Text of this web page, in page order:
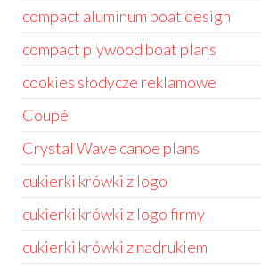
compact aluminum boat design
compact plywood boat plans
cookies słodycze reklamowe
Coupé
Crystal Wave canoe plans
cukierki krówki z logo
cukierki krówki z logo firmy
cukierki krówki z nadrukiem